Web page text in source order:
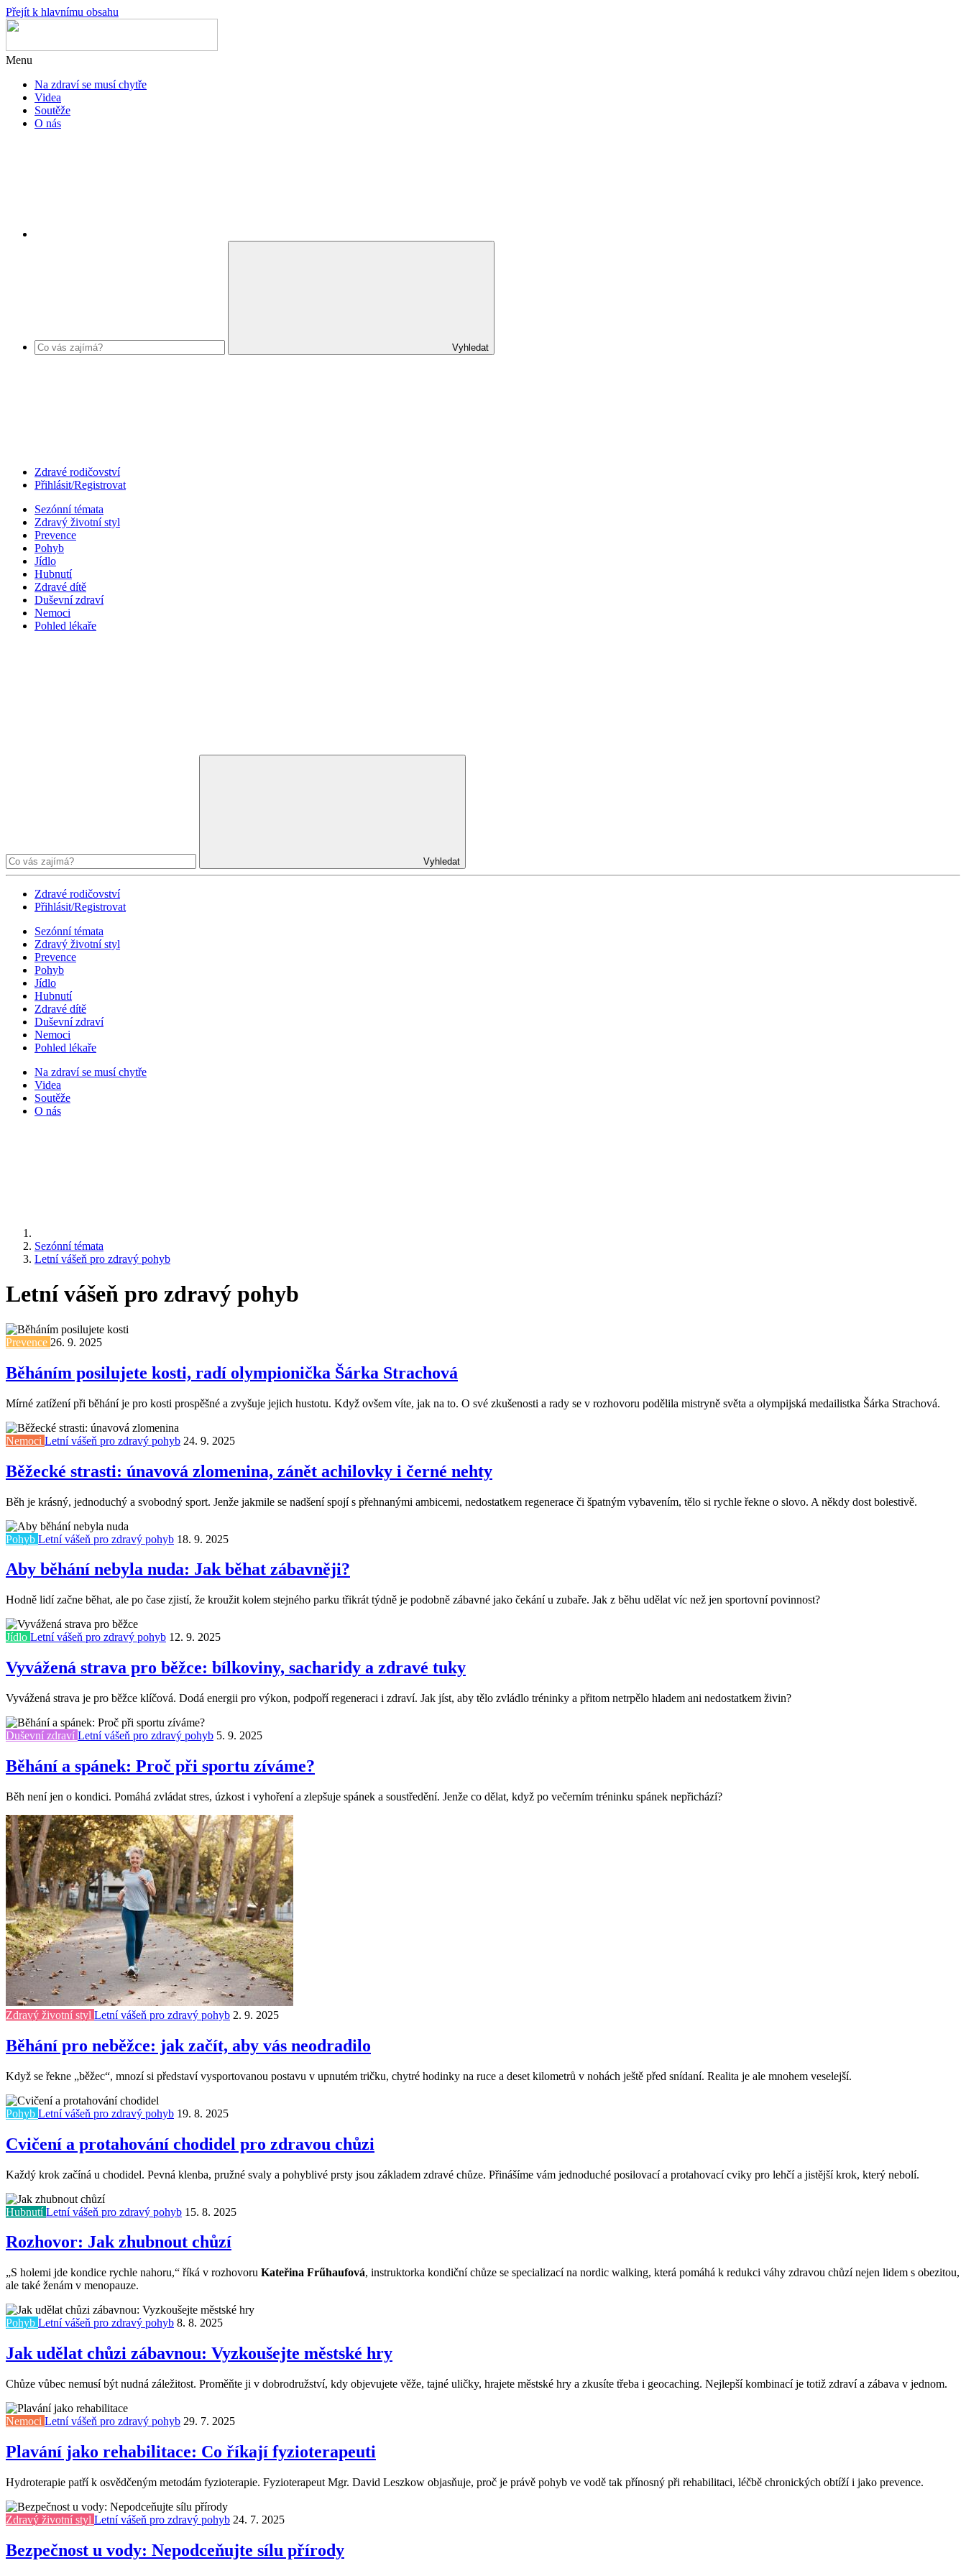
Přejít k hlavnímu obsahu
Menu
Na zdraví se musí chytře
Videa
Soutěže
O nás
Vyhledat
Zdravé rodičovství
Přihlásit/Registrovat
Sezónní témata
Zdravý životní styl
Prevence
Pohyb
Jídlo
Hubnutí
Zdravé dítě
Duševní zdraví
Nemoci
Pohled lékaře
Vyhledat
Zdravé rodičovství
Přihlásit/Registrovat
Sezónní témata
Zdravý životní styl
Prevence
Pohyb
Jídlo
Hubnutí
Zdravé dítě
Duševní zdraví
Nemoci
Pohled lékaře
Na zdraví se musí chytře
Videa
Soutěže
O nás
Sezónní témata
Letní vášeň pro zdravý pohyb
Letní vášeň pro zdravý pohyb
Prevence 26. 9. 2025
Běháním posilujete kosti, radí olympionička Šárka Strachová
Mírné zatížení při běhání je pro kosti prospěšné a zvyšuje jejich hustotu. Když ovšem víte, jak na to. O své zkušenosti a rady se v rozhovoru podělila mistryně světa a olympijská medailistka Šárka Strachová.
Nemoci Letní vášeň pro zdravý pohyb 24. 9. 2025
Běžecké strasti: únavová zlomenina, zánět achilovky i černé nehty
Běh je krásný, jednoduchý a svobodný sport. Jenže jakmile se nadšení spojí s přehnanými ambicemi, nedostatkem regenerace či špatným vybavením, tělo si rychle řekne o slovo. A někdy dost bolestivě.
Pohyb Letní vášeň pro zdravý pohyb 18. 9. 2025
Aby běhání nebyla nuda: Jak běhat zábavněji?
Hodně lidí začne běhat, ale po čase zjistí, že kroužit kolem stejného parku třikrát týdně je podobně zábavné jako čekání u zubaře. Jak z běhu udělat víc než jen sportovní povinnost?
Jídlo Letní vášeň pro zdravý pohyb 12. 9. 2025
Vyvážená strava pro běžce: bílkoviny, sacharidy a zdravé tuky
Vyvážená strava je pro běžce klíčová. Dodá energii pro výkon, podpoří regeneraci i zdraví. Jak jíst, aby tělo zvládlo tréninky a přitom netrpělo hladem ani nedostatkem živin?
Duševní zdraví Letní vášeň pro zdravý pohyb 5. 9. 2025
Běhání a spánek: Proč při sportu zíváme?
Běh není jen o kondici. Pomáhá zvládat stres, úzkost i vyhoření a zlepšuje spánek a soustředění. Jenže co dělat, když po večerním tréninku spánek nepřichází?
Zdravý životní styl Letní vášeň pro zdravý pohyb 2. 9. 2025
Běhání pro neběžce: jak začít, aby vás neodradilo
Když se řekne „běžec“, mnozí si představí vysportovanou postavu v upnutém tričku, chytré hodinky na ruce a deset kilometrů v nohách ještě před snídaní. Realita je ale mnohem veselejší.
Pohyb Letní vášeň pro zdravý pohyb 19. 8. 2025
Cvičení a protahování chodidel pro zdravou chůzi
Každý krok začíná u chodidel. Pevná klenba, pružné svaly a pohyblivé prsty jsou základem zdravé chůze. Přinášíme vám jednoduché posilovací a protahovací cviky pro lehčí a jistější krok, který nebolí.
HubnutíLetní vášeň pro zdravý pohyb 15. 8. 2025
Rozhovor: Jak zhubnout chůzí
„S holemi jde kondice rychle nahoru,“ říká v rozhovoru Kateřina Frűhaufová, instruktorka kondiční chůze se specializací na nordic walking, která pomáhá k redukci váhy zdravou chůzí nejen lidem s obezitou,
ale také ženám v menopauze.
Pohyb Letní vášeň pro zdravý pohyb 8. 8. 2025
Jak udělat chůzi zábavnou: Vyzkoušejte městské hry
Chůze vůbec nemusí být nudná záležitost. Proměňte ji v dobrodružství, kdy objevujete věže, tajné uličky, hrajete městské hry a zkusíte třeba i geocaching. Nejlepší kombinací je totiž zdraví a zábava v jednom.
Nemoci Letní vášeň pro zdravý pohyb 29. 7. 2025
Plavání jako rehabilitace: Co říkají fyzioterapeuti
Hydroterapie patří k osvědčeným metodám fyzioterapie. Fyzioterapeut Mgr. David Leszkow objasňuje, proč je právě pohyb ve vodě tak přínosný při rehabilitaci, léčbě chronických obtíží i jako prevence.
Zdravý životní styl Letní vášeň pro zdravý pohyb 24. 7. 2025
Bezpečnost u vody: Nepodceňujte sílu přírody